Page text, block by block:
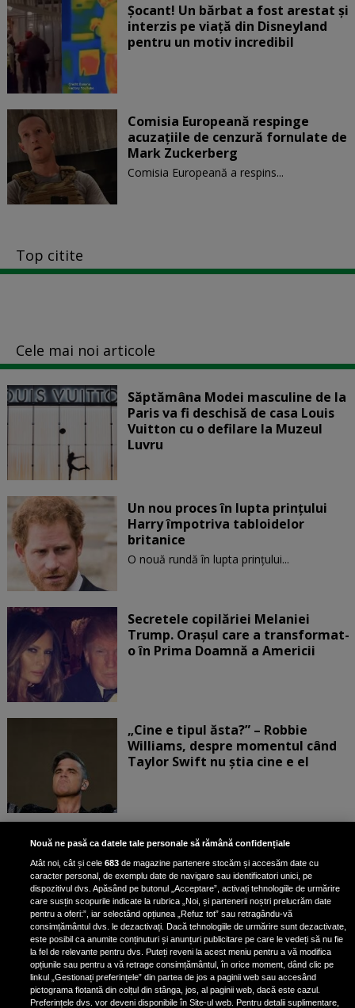
Șocant! Un bărbat a fost arestat și
interzis pe viață din Disneyland
pentru un motiv incredibil
Comisia Europeană respinge
acuzaţiile de cenzură fornulate de
Mark Zuckerberg
Comisia Europeană a respins...
Top citite
Cele mai noi articole
Săptămâna Modei masculine de la
Paris va fi deschisă de casa Louis
Vuitton cu o defilare la Muzeul
Luvru
Un nou proces în lupta prinţului
Harry împotriva tabloidelor
britanice
O nouă rundă în lupta prinţului...
Secretele copilăriei Melaniei
Trump. Orașul care a transformat-
o în Prima Doamnă a Americii
„Cine e tipul ăsta?” – Robbie
Williams, despre momentul când
Taylor Swift nu știa cine e el
Bruce Dickinson, solistul trupei
Iron Maiden, şi-a arătat talentul
de scrimer la un concurs în Franţa
Nicki Minaj, acuzată de agresiune
de fostul manager: Detalii șocante
din proces
Nicki Minaj le-a lăudat pe...
Nouă ne pasă ca datele tale personale să rămână confidențiale
Atât noi, cât și cele683 de magazine partenere stocăm și accesăm date cu
caracter personal, de exemplu date de navigare sau identificatori unici, pe
dispozitivul dvs. Apăsând pe butonul „Acceptare”, activați tehnologiile de urmărire
care susțin scopurile indicate la rubrica „Noi, și partenerii noștri prelucrăm date
pentru a oferi:”, iar selectând opțiunea „Refuz tot” sau retragându-vă
consimțământul dvs. le dezactivați. Dacă tehnologiile de urmărire sunt dezactivate,
este posibil ca anumite conținuturi și anunțuri publicitare pe care le vedeți să nu fie
la fel de relevante pentru dvs. Puteți reveni la acest meniu pentru a vă modifica
opțiunile sau pentru a vă retrage consimțământul, în orice moment, dând clic pe
linkul „Gestionați preferințele” din partea de jos a paginii web sau accesând
pictograma flotantă din colțul din stânga, jos, al paginii web, dacă este cazul.
Preferințele dvs. vor deveni disponibile în Site-ul web. Pentru detalii suplimentare,